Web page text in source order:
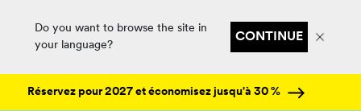
Do you want to browse the site in
your language?
CONTINUE
Réservez pour 2027 et économisez jusqu'à 30 %